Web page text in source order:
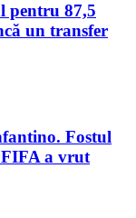
pentru 87,5
un transfer
Fostul
FIFA a vrut